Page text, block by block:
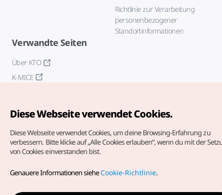
Richtlinie zur Verarbeitung
personenbezogener
Standortinformationen
Verwandte Seiten
Über KTO
K-MICE
vorbehalten.
dieoffizielle E-Mail-Adresse
Diese Webseite verwendet Cookies.
Diese Webseite verwendet Cookies, um deine Browsing-Erfahrung zu
verbessern. Bitte klicke auf „Alle Cookies erlauben“, wenn du mit der
von Cookies einverstanden bist.
Genauere Informationen sieheCookie-Richtlinie.